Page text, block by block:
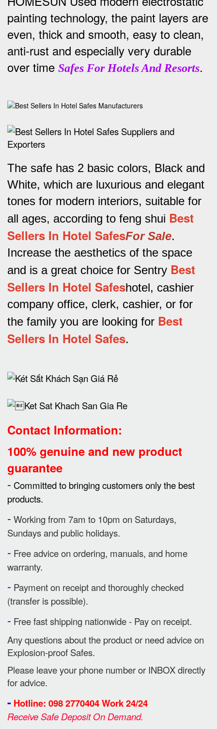
painting technology, the paint layers are
even, thick and smooth, easy to clean,
anti-rust and especially very durable
over time Safes For Hotels And Resorts.
The safe has 2 basic colors, Black and
White, which are luxurious and elegant
tones for modern interiors, suitable for
all ages, according to feng shui Best
Sellers In Hotel SafesFor Sale.
Increase the aesthetics of the space
and is a great choice for Sentry Best
Sellers In Hotel Safeshotel, cashier
company office, clerk, cashier, or for
the family you are looking for Best
Sellers In Hotel Safes.
Contact Information:
100% genuine and new product
guarantee
- Committed to bringing customers only the best
products.
- Working from 7am to 10pm on Saturdays,
Sundays and public holidays.
- Free advice on ordering, manuals, and home
warranty.
- Payment on receipt and thoroughly checked
(transfer is possible).
- Free fast shipping nationwide - Pay on receipt.
Any questions about the product or need advice on
Explosion-proof Safes.
Please leave your phone number or INBOX directly
for advice.
- Hotline: 098 2770404 Work 24/24
Receive Safe Deposit On Demand.